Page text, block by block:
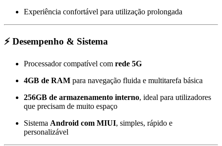
Experiência confortável para utilização prolongada
⚡ Desempenho & Sistema
Processador compatível com rede 5G
4GB de RAM para navegação fluida e multitarefa básica
256GB de armazenamento interno, ideal para utilizadores
que precisam de muito espaço
Sistema Android com MIUI, simples, rápido e
personalizável